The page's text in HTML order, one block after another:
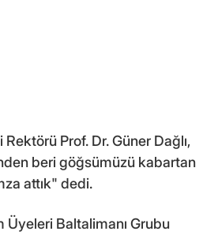
Prof. Dr. Güner Dağlı,
beri göğsümüzü kabartan
attık" dedi.
Baltalimanı Grubu